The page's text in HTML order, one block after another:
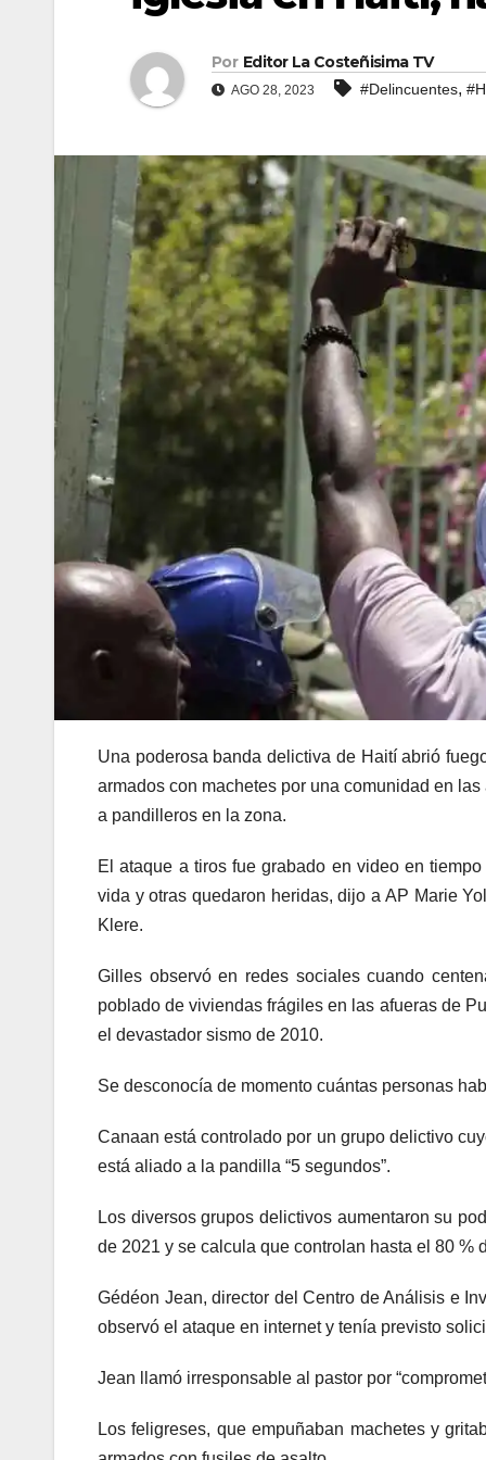
Por Editor La Costeñisima TV
AGO 28, 2023 #Delincuentes,
Una poderosa banda delictiva de Haití abrió
armados con machetes por una comunidad en
a pandilleros en la zona.
El ataque a tiros fue grabado en video en
vida y otras quedaron heridas, dijo a AP Marie
Klere.
Gilles observó en redes sociales cuando
poblado de viviendas frágiles en las afueras de
el devastador sismo de 2010.
Se desconocía de momento cuántas personas
Canaan está controlado por un grupo delictivo
está aliado a la pandilla “5 segundos”.
Los diversos grupos delictivos aumentaron su
de 2021 y se calcula que controlan hasta el 80 %
Gédéon Jean, director del Centro de Análisis e
observó el ataque en internet y tenía previsto
Jean llamó irresponsable al pastor por
Los feligreses, que empuñaban machetes y